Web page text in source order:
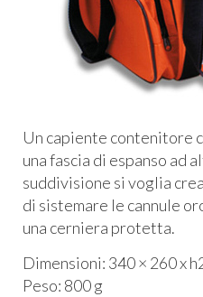
Un capiente contenitore
una fascia di espanso ad
suddivisione si voglia
di sistemare le cannule
una cerniera protetta.
Dimensioni: 340 × 260 x
Peso: 800 g